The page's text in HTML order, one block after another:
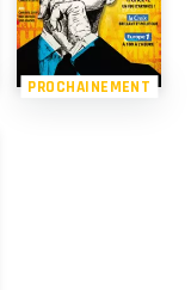
PROCHAINEMENT